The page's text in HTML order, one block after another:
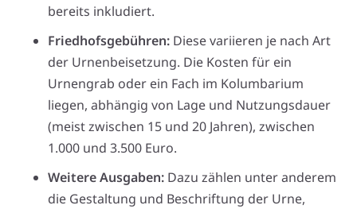
bereits inkludiert.
Friedhofsgebühren: Diese variieren je nach Art
der Urnenbeisetzung. Die Kosten für ein
Urnengrab oder ein Fach im Kolumbarium
liegen, abhängig von Lage und Nutzungsdauer
(meist zwischen 15 und 20 Jahren), zwischen
1.000 und 3.500 Euro.
Weitere Ausgaben: Dazu zählen unter anderem
die Gestaltung und Beschriftung der Urne,